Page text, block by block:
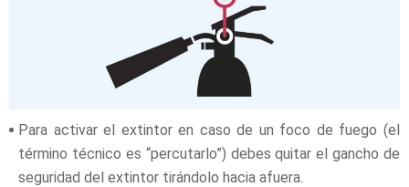
Para activar el extintor en caso de un foco de fuego (el
término técnico es “percutarlo”) debes quitar el gancho de
seguridad del extintor tirándolo hacia afuera.